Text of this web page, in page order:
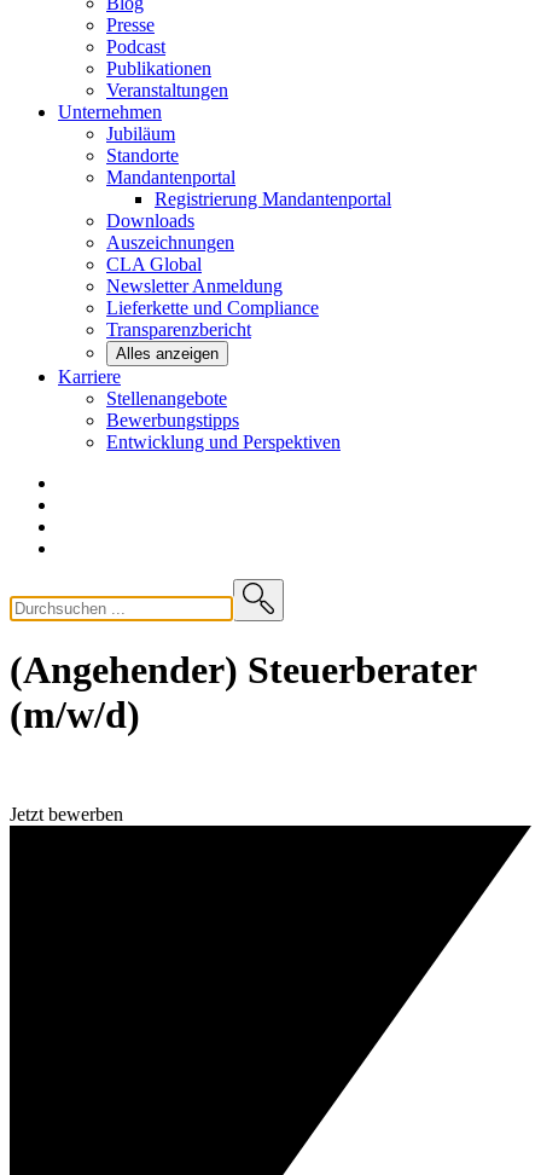
Presse
Podcast
Publikationen
Veranstaltungen
Unternehmen
Jubiläum
Standorte
Mandantenportal
Registrierung Mandantenportal
Downloads
Auszeichnungen
CLAGlobal
NewsletterAnmeldung
Lieferkette und Compliance
Transparenzbericht
Alles anzeigen
Karriere
Stellenangebote
Bewerbungstipps
Entwicklung und Perspektiven
(Angehender) Steuerberater
(m/w/d)
Jetzt bewerben